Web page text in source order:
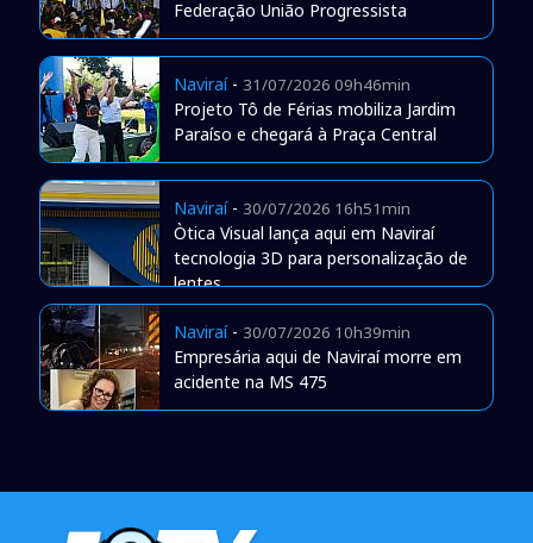
Federação União Progressista
Naviraí- 31/07/2026 09h46min
Projeto Tô de Férias mobiliza Jardim
Paraíso e chegará à Praça Central
Naviraí- 30/07/2026 16h51min
Òtica Visual lança aqui em Naviraí
tecnologia 3D para personalização de
lentes
Naviraí- 30/07/2026 10h39min
Empresária aqui de Naviraí morre em
acidente na MS 475